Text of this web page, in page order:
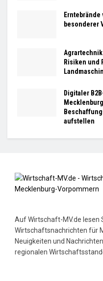
besonderer
Risiken und
Digitaler
aufstellen
Auf Wirtschaft-MV.de lesen
Wirtschaftsnachrichten für
Neuigkeiten und
regionalen